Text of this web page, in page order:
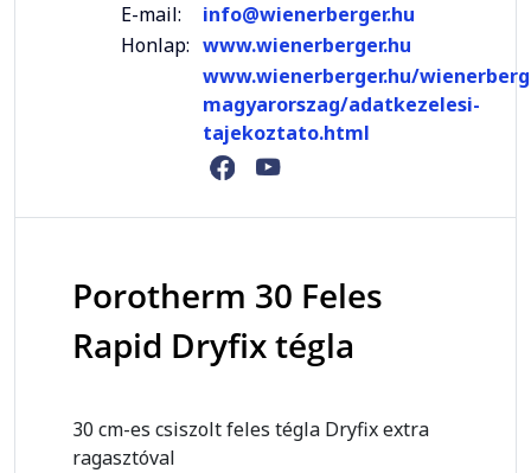
E-mail:
info@wienerberger.hu
Honlap: www.wienerberger.hu
www.wienerberger.hu/
magyarorszag/adatkezelesi-
tajekoztato.html
Porotherm 30 Feles
Rapid Dryfix tégla
30 cm-es csiszolt feles tégla Dryfix extra
ragasztóval